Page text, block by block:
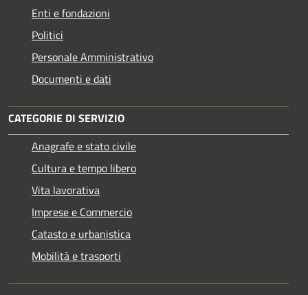
Enti e fondazioni
Politici
Personale Amministrativo
Documenti e dati
CATEGORIE DI SERVIZIO
Anagrafe e stato civile
Cultura e tempo libero
Vita lavorativa
Imprese e Commercio
Catasto e urbanistica
Mobilità e trasporti